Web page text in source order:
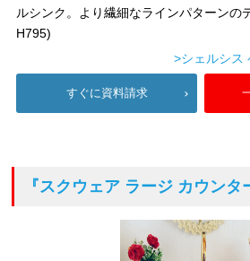
ルシンク。より繊細なラインパターンの
H795)
>シェルシス
すぐに資料請求
『スクウェア ラージ カウンタ